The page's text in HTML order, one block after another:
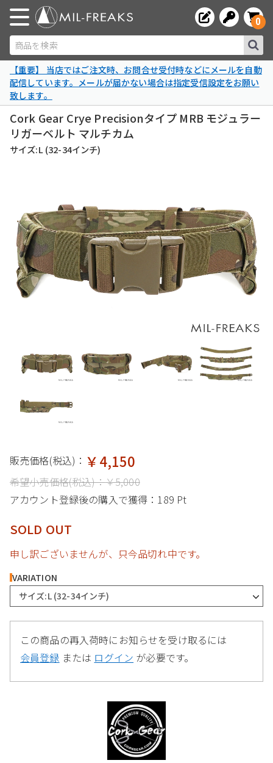
商品を検索
0
【重要】 当店ではご注文時、お問合せ受付時などにメールを自動
配信しています。メールが届かない場合は指定受信設定をお願い
致します。
Cork Gear Crye Precisionタイプ MRB モジュラー
リガーベルト マルチカム
サイズ:L (32-34インチ)
販売価格(税込)： ￥4,150
希望小売価格(税込)：￥5,000
アカウント登録後の購入で獲得： 189 Pt
SOLD OUT
申し訳ございませんが、只今品切れ中です。
VARIATION
サイズ:L (32-34インチ)
この商品の再入荷時にお知らせを受け取るには
会員登録 または ログイン が必要です。